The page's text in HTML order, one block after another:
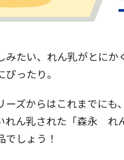
みたい、れん乳がとに
ったり。
ズからはこれまでにも
れん乳された「森永 れ
しょう！